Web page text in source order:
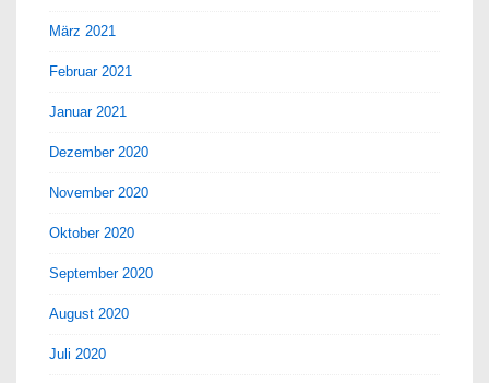
März 2021
Februar 2021
Januar 2021
Dezember 2020
November 2020
Oktober 2020
September 2020
August 2020
Juli 2020